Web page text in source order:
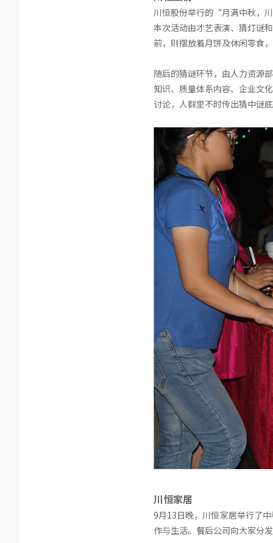
川恒股份举行的“月满中秋，
本次活动由才艺表演、猜灯谜
前，则摆放着月饼及休闲零食
随后的猜谜环节，由人力资源
知识、质量体系内容、企业文
讨论，人群里不时传出猜中谜
川恒家居
9月13日晚，川恒家居举行了
作与生活。餐后公司向大家分